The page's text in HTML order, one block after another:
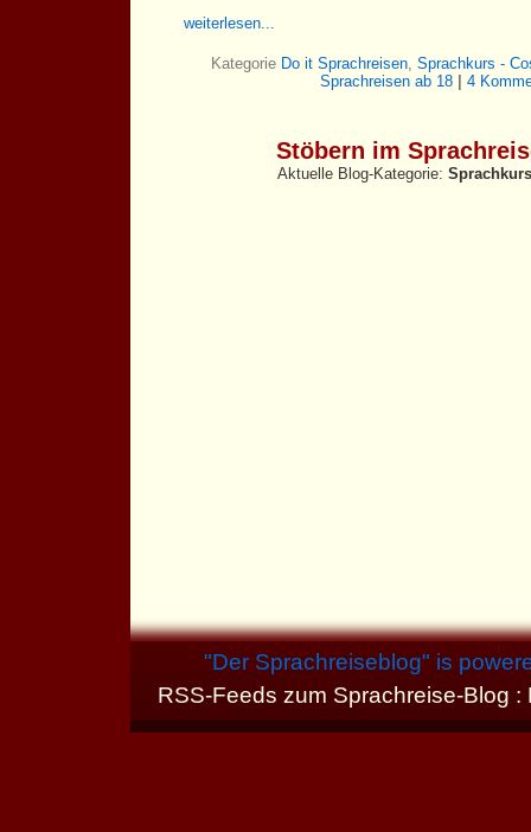
weiterlesen...
Kategorie Do it Sprachreisen, Sprachkurs -
Sprachreisen ab 18
4
Stöbern im
Aktuelle Blog-Kategorie:
"Der Sprachreiseblog" is
RSS-Feeds zum Sprachreise-Blog :